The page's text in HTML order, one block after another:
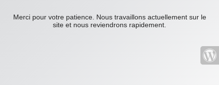
Merci pour votre patience. Nous travaillons actuellement sur le
site et nous reviendrons rapidement.